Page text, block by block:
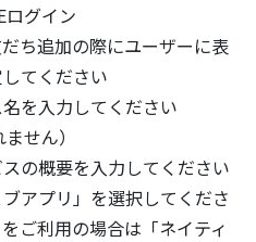
ログイン
ち追加の際にユーザーに表
てください
を入力してください
せん）
の概要を入力してください
アプリ」を選択してくださ
ご利用の場合は「ネイティ